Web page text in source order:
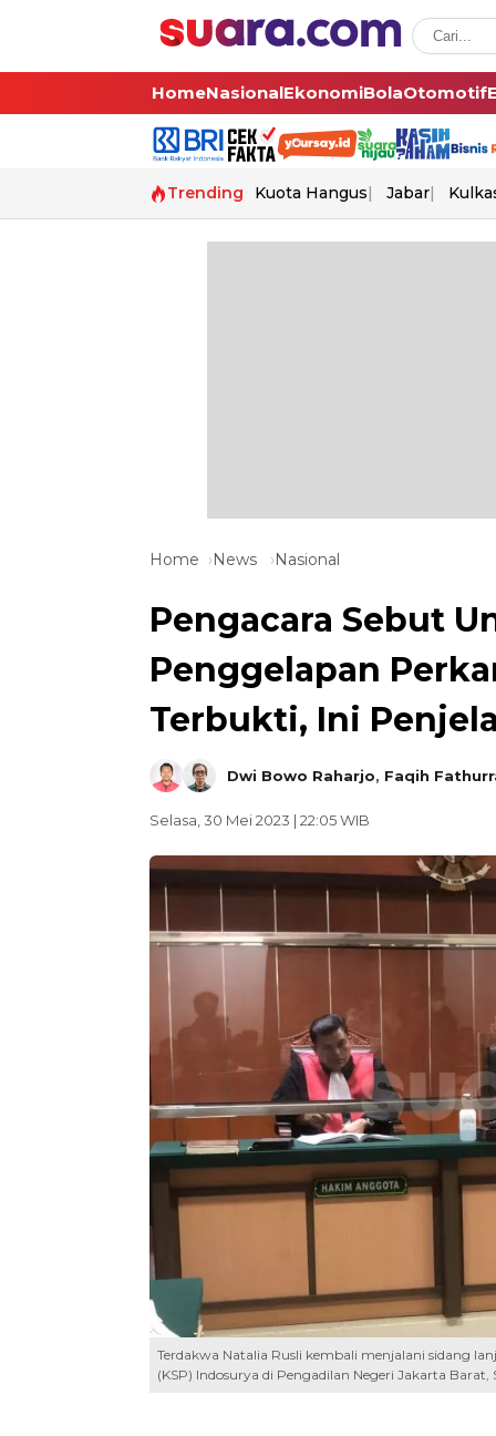
HomeNasionalEkonomiBolaOtomotif
Trending Kuota Hangus Jabar
Home News Nasional
Pengacara Sebut
Penggelapan
Terbukti, Ini
Dwi Bowo Raharjo, Faqih
Selasa, 30 Mei 2023 | 22:05 WIB
Terdakwa Natalia Rusli kembali menjalani sidang
(KSP) Indosurya di Pengadilan Negeri Jakarta Barat,